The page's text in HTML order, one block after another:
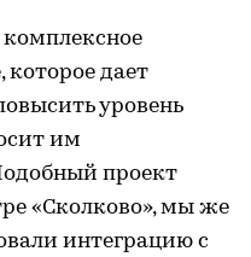
дает
уровень
им
проект
«Сколково», мы же
интеграцию с